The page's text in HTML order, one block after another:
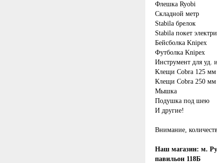
Флешка Ryobi
Складной метр
Stabila брелок
Stabila покет
Бейсболка Knipex
Футболка Knipex
Инструмент для уд.
Клещи Cobra 125 мм
Клещи Cobra 250 мм
Мышка
Подушка под шею
И другие!
Внимание,
Наш магазин: м.
павильон 118Б